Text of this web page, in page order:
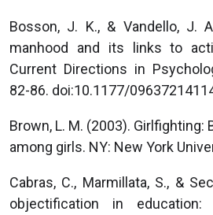
Bosson, J. K., & Vandello, J.
manhood and its links to
Current Directions in
82-86. doi:10.1177/
Brown, L. M. (2003). Girlfighting:
among girls. NY: New York
Cabras, C., Marmillata, S., &
objectification in